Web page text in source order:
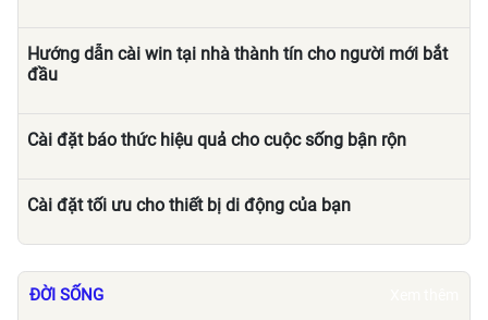
Hướng dẫn cài win tại nhà thành tín cho người mới bắt
đầu
Cài đặt báo thức hiệu quả cho cuộc sống bận rộn
Cài đặt tối ưu cho thiết bị di động của bạn
ĐỜI SỐNG